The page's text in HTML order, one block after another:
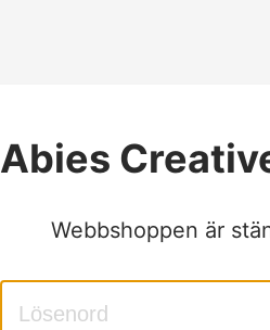
Abies
Webbshoppen är